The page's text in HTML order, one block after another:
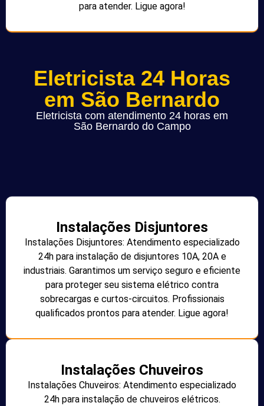
para atender. Ligue agora!
Eletricista 24 Horas
em São Bernardo
Eletricista com atendimento 24 horas em
São Bernardo do Campo
Instalações Disjuntores
Instalações Disjuntores: Atendimento especializado
24h para instalação de disjuntores 10A, 20A e
industriais. Garantimos um serviço seguro e eficiente
para proteger seu sistema elétrico contra
sobrecargas e curtos-circuitos. Profissionais
qualificados prontos para atender. Ligue agora!
Instalações Chuveiros
Instalações Chuveiros: Atendimento especializado
24h para instalação de chuveiros elétricos.